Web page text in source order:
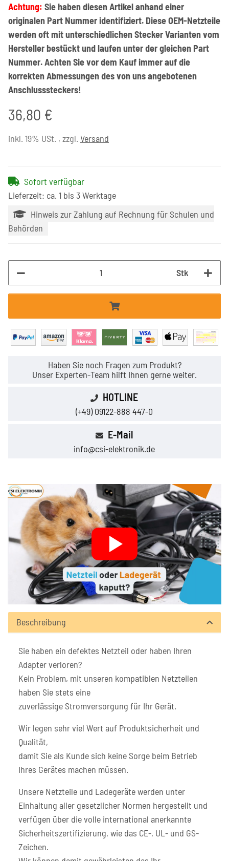
Achtung: Sie haben diesen Artikel anhand einer
originalen Part Nummer identifiziert. Diese OEM-Netzteile
werden oft mit unterschiedlichen Stecker Varianten vom
Hersteller bestückt und laufen unter der gleichen Part
Nummer. Achten Sie vor dem Kauf immer auf die
korrekten Abmessungen des von uns angebotenen
Anschlusssteckers!
36,80 €
inkl. 19% USt. , zzgl. Versand
Sofort verfügbar
Lieferzeit: ca. 1 bis 3 Werktage
Hinweis zur Zahlung auf Rechnung für Schulen und
Behörden
Stk
Haben Sie noch Fragen zum Produkt?
Unser Experten-Team hilft Ihnen gerne weiter.
HOTLINE
(+49) 09122-888 447-0
E-Mail
info@csi-elektronik.de
Beschreibung
Sie haben ein defektes Netzteil oder haben Ihren
Adapter verloren?
Kein Problem, mit unseren kompatiblen Netzteilen
haben Sie stets eine
zuverlässige Stromversorgung für Ihr Gerät.
Wir legen sehr viel Wert auf Produktsicherheit und
Qualität,
damit Sie als Kunde sich keine Sorge beim Betrieb
Ihres Gerätes machen müssen.
Unsere Netzteile und Ladegeräte werden unter
Einhaltung aller gesetzlicher Normen hergestellt und
verfügen über die volle international anerkannte
Sicherheitszertifizierung, wie das CE-, UL- und GS-
Zeichen.